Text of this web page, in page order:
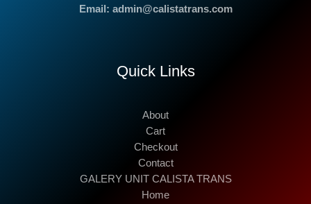
Email: admin@calistatrans.com
Quick Links
About
Cart
Checkout
Contact
GALERY UNIT CALISTA TRANS
Home